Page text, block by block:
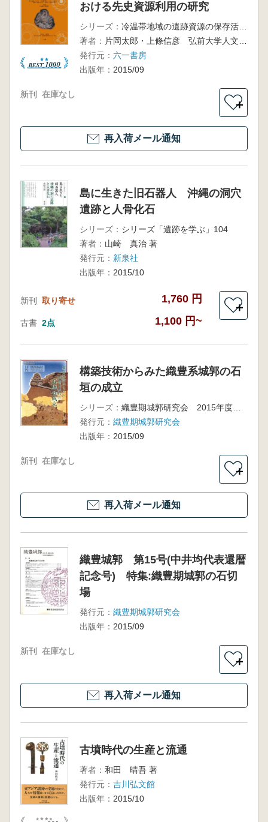
おける先史資源利用の研究
シリーズ：
冷温帯地域の遺跡資源の保存活用促進プロジェクト研究報告書5
著者：
発行元： 六一書房
出版年： 2015/09
新刊 在庫なし
＋
再入荷メール通知
島に生きた旧石器人 沖縄の洞穴
遺跡と人骨化石
シリーズ： シリーズ「遺跡を学ぶ」104
著者： 山崎 真治 著
発行元： 新泉社
出版年： 2015/10
新刊 取り寄せ 1,760 円
古書 2点 1,100 円~
＋
構築技術からみた織豊系城郭の石
垣の成立
シリーズ：
織豊期城郭研究会 2015年度小牧研究集会
発行元： 織豊期城郭研究会
出版年： 2015/09
新刊 在庫なし
＋
再入荷メール通知
織豊城郭 第15号(中井均代表還暦
記念号) 特集:織豊期城郭の石切
場
発行元： 織豊期城郭研究会
出版年： 2015/09
新刊 在庫なし
＋
再入荷メール通知
古墳時代の生産と流通
著者： 和田 晴吾 著
発行元： 吉川弘文館
出版年： 2015/10